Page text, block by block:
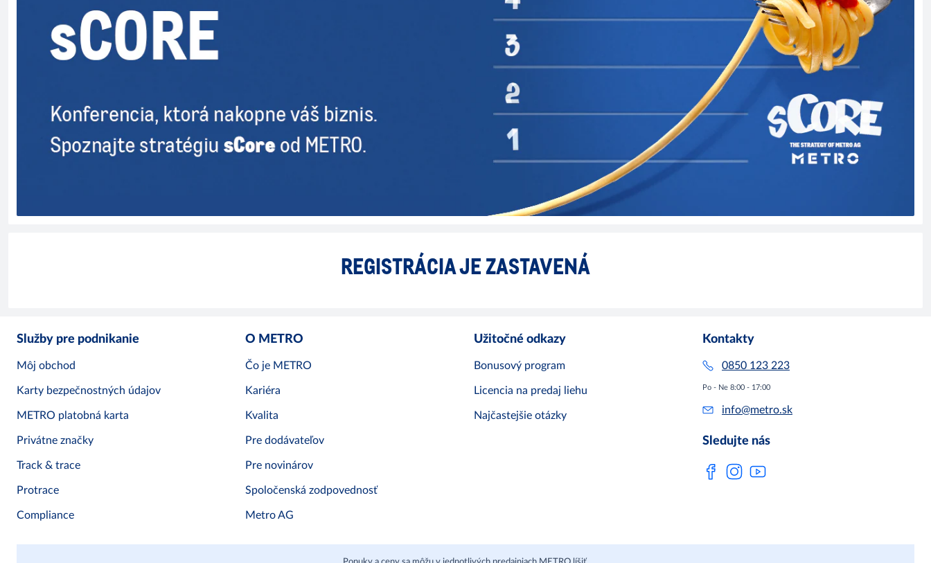
REGISTRÁCIA JE ZASTAVENÁ
Služby pre podnikanie
Môj obchod
Karty bezpečnostných údajov
METRO platobná karta
Privátne značky
Track & trace
Protrace
Compliance
O METRO
Čo je METRO
Kariéra
Kvalita
Pre dodávateľov
Pre novinárov
Spoločenská zodpovednosť
Metro AG
Užitočné odkazy
Bonusový program
Licencia na predaj liehu
Najčastejšie otázky
Kontakty
0850 123 223
Po - Ne 8:00 - 17:00
info@metro.sk
Sledujte nás